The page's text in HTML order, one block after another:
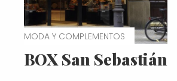
MODA Y COMPLEMENTOS
BOX San Sebastián